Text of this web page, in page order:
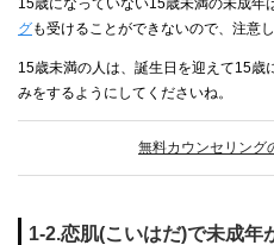
15歳になっていない15歳未満の未成年
グも受けることができないので、注意し
15歳未満の人は、誕生日を迎えて15歳
みをするようにしてくださいね。
無料カウンセリング
1-2.恋肌(こいはだ)で未成年